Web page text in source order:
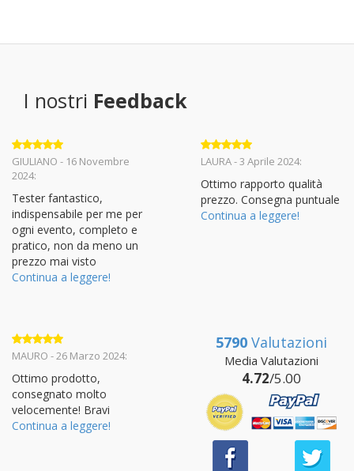
I nostri Feedback
Valutato 5
su 5
GIULIANO - 16 Novembre
2024:
Tester fantastico,
indispensabile per me per
ogni evento, completo e
pratico, non da meno un
prezzo mai visto
Continua a leggere!
Valutato 5
LAURA - 3 Aprile 2024:
Ottimo rapporto qualità
prezzo. Consegna puntuale
Continua a leggere!
Valutato5
MAURO - 26 Marzo 2024:
Ottimo prodotto,
consegnato molto
velocemente! Bravi
Continua a leggere!
5790 Valutazioni
Media Valutazioni
4.72/5.00